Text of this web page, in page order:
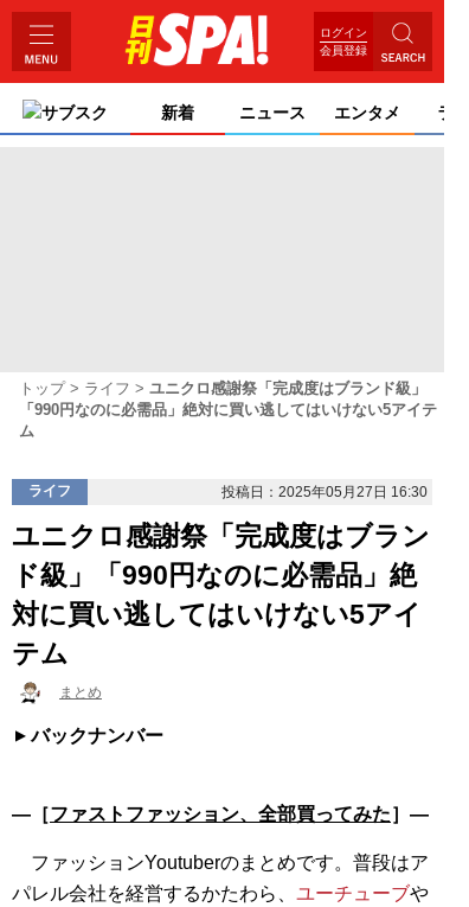
ログイン
会員登録
サブスク 新着 ニュース エンタメ ライ
トップ ライフ
ユニクロ感謝祭「完成度はブランド級」
「990円なのに必需品」絶対に買い逃してはいけない5アイテ
ム
ライフ 投稿日：2025年05月27日 16:30
ユニクロ感謝祭「完成度はブラン
ド級」「990円なのに必需品」絶
対に買い逃してはいけない5アイ
テム
まとめ
バックナンバー
―［ファストファッション、全部買ってみた］―
ファッションYoutuberのまとめです。普段はア
パレル会社を経営するかたわら、 ユーチューブや